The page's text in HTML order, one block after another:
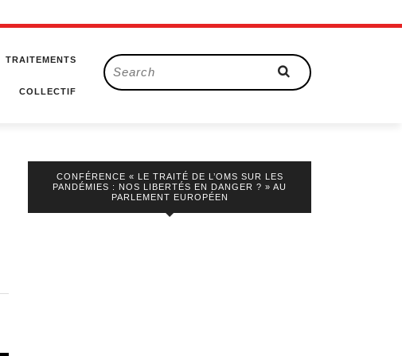
TRAITEMENTS
COLLECTIF
Search
for:
CONFÉRENCE « LE TRAITÉ DE L’OMS SUR LES
PANDÉMIES : NOS LIBERTÉS EN DANGER ? » AU
PARLEMENT EUROPÉEN